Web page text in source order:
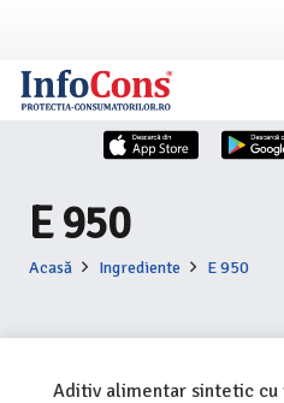
E 950
Acasă Ingrediente E 950
Aditiv alimentar sintetic